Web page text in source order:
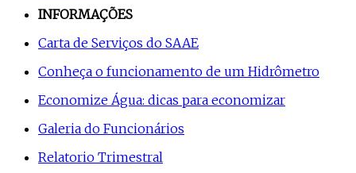
INFORMAÇÕES
Carta de Serviços do SAAE
Conheça o funcionamento de um Hidrômetro
Economize Água: dicas para economizar
Galeria do Funcionários
Relatorio Trimestral